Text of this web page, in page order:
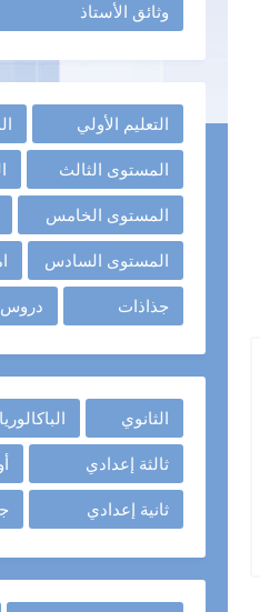
وثائق الأستاذ
التعليم الأولي
المستوى الثالث
المستوى الخامس
المستوى السادس
جذاذات
الثانوي الباكالوريا
ثالثة إعدادي
ثانية إعدادي